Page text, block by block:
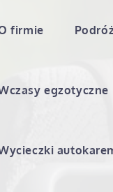
firmie
egzotyczne